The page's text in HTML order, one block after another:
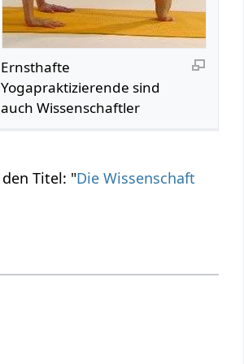
Ernsthafte
Yogapraktizierende sind
auch Wissenschaftler
den Titel: "Die Wissenschaft